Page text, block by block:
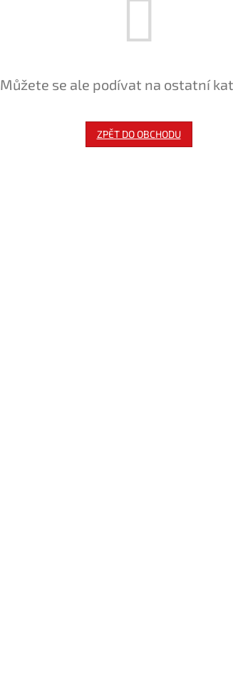
Můžete se ale podívat na ostatní
ZPĚT DO OBCHODU